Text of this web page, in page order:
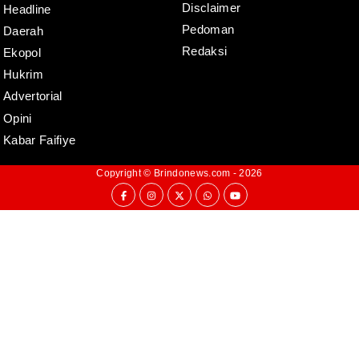
Headline
Daerah
Ekopol
Hukrim
Advertorial
Opini
Kabar Faifiye
Disclaimer
Pedoman
Redaksi
Copyright © Brindonews.com - 2026